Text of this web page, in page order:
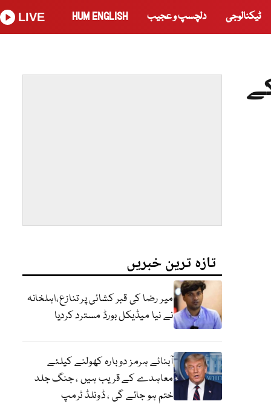
ٹیکنالوجی دلچسپ و عجیب HUM ENGLISH
LIVE
کے
تازہ ترین خبریں
میر رضا کی قبر کشائی پر تنازع،اہلخانہ
نے نیا میڈیکل بورڈ مسترد کردیا
آبنائے ہرمز دوبارہ کھولنے کیلئے
معاہدے کے قریب ہیں ، جنگ جلد
ختم ہو جائے گی ، ڈونلڈ ٹرمپ